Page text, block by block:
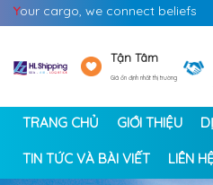
Your cargo, we connect beliefs
Tận Tâm
Giá ổn định nhất thị trường
TRANG CHỦ GIỚI THIỆU
TIN TỨC VÀ BÀI VIẾT LIÊN